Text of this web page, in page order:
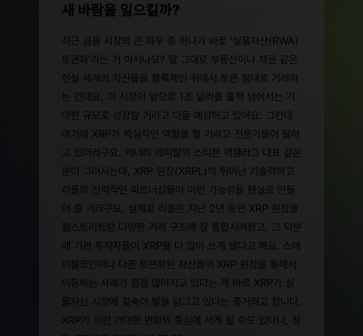
새 바람을 일으킬까?
최근 금융 시장의 큰 화두 중 하나가 바로 '실물자산(RWA)
토큰화'라는 거 아시나요? 말 그대로 부동산이나 채권 같은
현실 세계의 자산들을 블록체인 위에서 토큰 형태로 거래하
는 건데요, 이 시장이 앞으로 1조 달러를 훌쩍 넘어서는 거
대한 규모로 성장할 거라고 다들 예상하고 있어요. 그런데
여기에 XRP가 핵심적인 역할을 할 거라고 전문가들이 말하
고 있더라구요. 캐너리 캐피탈의 스티븐 맥클러그 대표 같은
분이 그러시는데, XRP 원장(XRPL)의 뛰어난 기술력하고
리플의 전략적인 파트너십들이 이런 가능성을 현실로 만들
어 줄 거라구요. 실제로 리플은 지난 2년 동안 XRP 원장을
월스트리트랑 다양한 거래 구조에 잘 통합시켜왔고, 그 덕분
에 기관 투자자들이 XRP를 더 많이 쓰게 됐다고 해요. 스테
이블코인이나 다른 토큰화된 자산들이 XRP 원장을 통해서
이동하는 사례가 점점 많아지고 있다는 게 바로 XRP가 실
물자산 시장에 깊숙이 발을 담그고 있다는 증거라고 합니다.
XRP가 이런 거대한 변화의 중심에 서게 될 수도 있다니, 정